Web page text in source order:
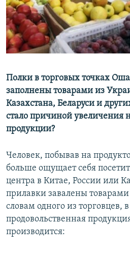
Полки в торговых точках
заполнены товарами из
Казахстана, Беларуси и
стало причиной увеличения
продукции?
Человек, побывав на
больше ощущает себя
центра в Китае, России или
прилавки завалены
словам одного из торговцев,
продовольственная
производится: